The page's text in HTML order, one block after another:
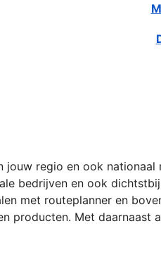
regio en ook nationaal
bedrijven en ook
met routeplanner en
producten. Met daarnaast